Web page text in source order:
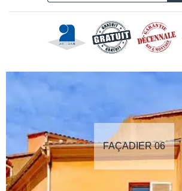
FAÇADIER 06